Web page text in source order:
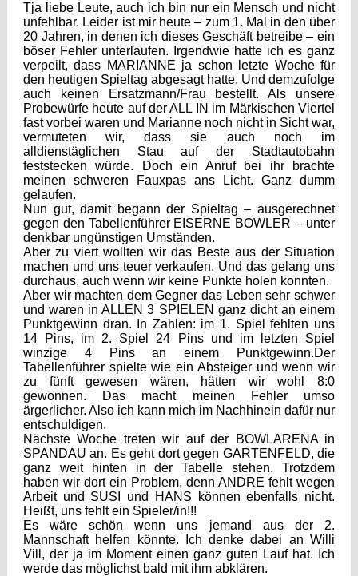
Tja liebe Leute, auch ich bin nur ein Mensch und nicht
unfehlbar. Leider ist mir heute – zum 1. Mal in den über
20 Jahren, in denen ich dieses Geschäft betreibe – ein
böser Fehler unterlaufen. Irgendwie hatte ich es ganz
verpeilt, dass MARIANNE ja schon letzte Woche für
den heutigen Spieltag abgesagt hatte. Und demzufolge
auch keinen Ersatzmann/Frau bestellt. Als unsere
Probewürfe heute auf der ALL IN im Märkischen Viertel
fast vorbei waren und Marianne noch nicht in Sicht war,
vermuteten wir, dass sie auch noch im
alldienstäglichen Stau auf der Stadtautobahn
feststecken würde. Doch ein Anruf bei ihr brachte
meinen schweren Fauxpas ans Licht. Ganz dumm
gelaufen.
Nun gut, damit begann der Spieltag – ausgerechnet
gegen den Tabellenführer EISERNE BOWLER – unter
denkbar ungünstigen Umständen.
Aber zu viert wollten wir das Beste aus der Situation
machen und uns teuer verkaufen. Und das gelang uns
durchaus, auch wenn wir keine Punkte holen konnten.
Aber wir machten dem Gegner das Leben sehr schwer
und waren in ALLEN 3 SPIELEN ganz dicht an einem
Punktgewinn dran. In Zahlen: im 1. Spiel fehlten uns
14 Pins, im 2. Spiel 24 Pins und im letzten Spiel
winzige 4 Pins an einem Punktgewinn.Der
Tabellenführer spielte wie ein Absteiger und wenn wir
zu fünft gewesen wären, hätten wir wohl 8:0
gewonnen. Das macht meinen Fehler umso
ärgerlicher. Also ich kann mich im Nachhinein dafür nur
entschuldigen.
Nächste Woche treten wir auf der BOWLARENA in
SPANDAU an. Es geht dort gegen GARTENFELD, die
ganz weit hinten in der Tabelle stehen. Trotzdem
haben wir dort ein Problem, denn ANDRE fehlt wegen
Arbeit und SUSI und HANS können ebenfalls nicht.
Heißt, uns fehlt ein Spieler/in!!!
Es wäre schön wenn uns jemand aus der 2.
Mannschaft helfen könnte. Ich denke dabei an Willi
Vill, der ja im Moment einen ganz guten Lauf hat. Ich
werde das möglichst bald mit ihm abklären.